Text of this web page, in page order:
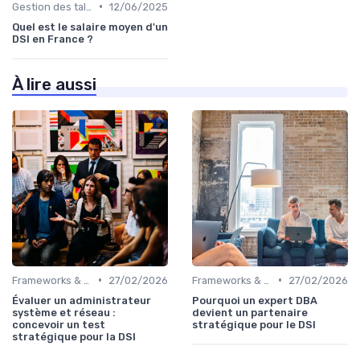
• 12/06/2025
Quel est le salaire moyen d'un
DSI en France ?
À lire aussi
•
27/02/2026
Évaluer un administrateur
système et réseau :
concevoir un test
stratégique pour la DSI
•
27/02/2026
Pourquoi un expert DBA
devient un partenaire
stratégique pour le DSI